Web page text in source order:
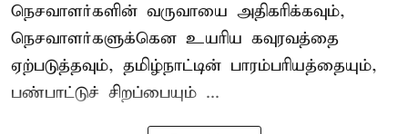
நெசவாளர்களின் வருவாயை அதிகரிக்கவும்,
நெசவாளர்களுக்கென உயரிய கவுரவத்தை
ஏற்படுத்தவும், தமிழ்நாட்டின் பாரம்பரியத்தையும்,
பண்பாட்டுச் சிறப்பையும் ...